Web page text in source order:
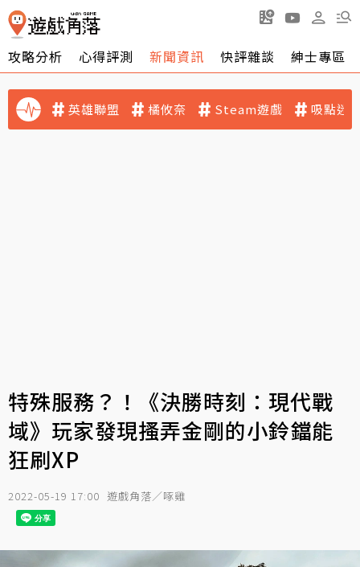
攻略分析 心得評測 新聞資訊 快評雜談 紳士專區
英雄聯盟 橘攸奈 Steam遊戲 吸點迷
特殊服務？！《決勝時刻：現代戰
域》玩家發現搔弄金剛的小鈴鐺能
狂刷XP
2022-05-19 17:00 遊戲角落／啄雞